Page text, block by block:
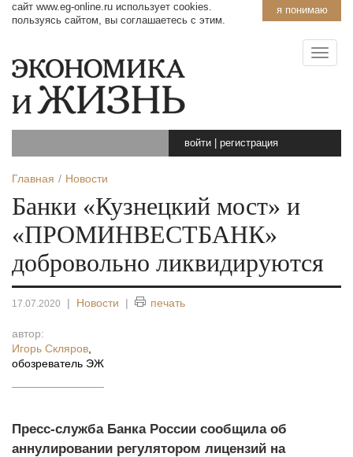
я понимаю
сайт www.eg-online.ru использует cookies.
пользуясь сайтом, вы соглашаетесь с этим.
войти регистрация
Главная Новости
Банки «Кузнецкий мост» и
«ПРОМИНВЕСТБАНК»
добровольно ликвидируются
17.07.2020 | Новости | печать
автор:
Игорь Скляров
обозреватель ЭЖ
Пресс-служба Банка России сообщила об
аннулировании регулятором лицензий на